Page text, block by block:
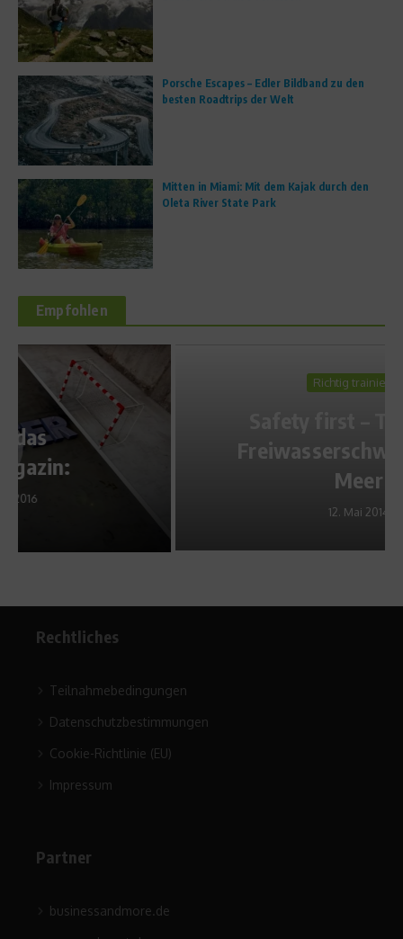
Porsche Escapes – Edler Bildband zu den
besten Roadtrips der Welt
Mitten in Miami: Mit dem Kajak durch den
Oleta River State Park
Empfohlen
Safety first – Tipps zum
Freiwasserschwimmen im
Rechtliches
Teilnahmebedingungen
Datenschutzbestimmungen
Cookie-Richtlinie (EU)
Impressum
Partner
businessandmore.de